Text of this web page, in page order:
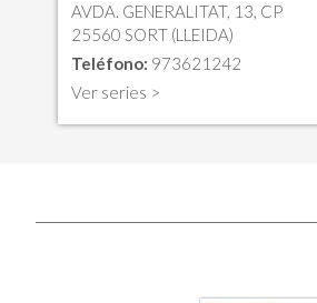
AVDA. GENERALITAT, 13, CP
25560 SORT (LLEIDA)
Teléfono: 973621242
Ver series >